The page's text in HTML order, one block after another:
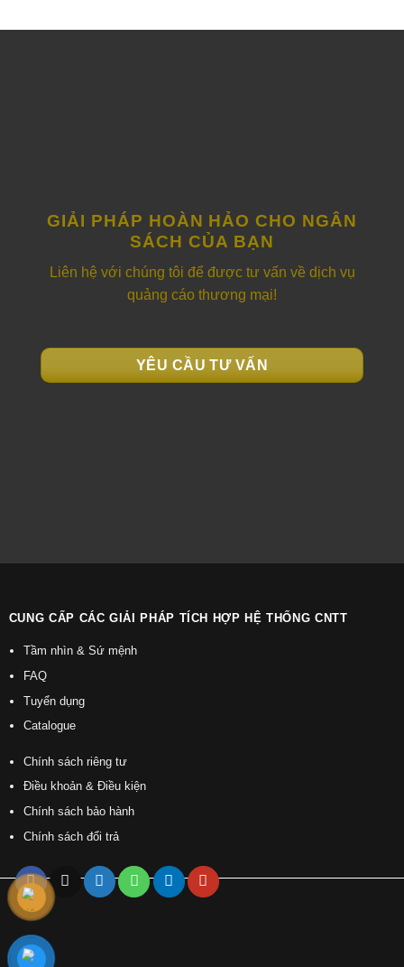
GIẢI PHÁP HOÀN HẢO CHO NGÂN
SÁCH CỦA BẠN
Liên hệ với chúng tôi để được tư vấn về dịch vụ
quảng cáo thương mại!
YÊU CẦU TƯ VẤN
CUNG CẤP CÁC GIẢI PHÁP TÍCH HỢP HỆ THỐNG CNTT
Tầm nhìn & Sứ mệnh
FAQ
Tuyển dụng
Catalogue
Chính sách riêng tư
Điều khoản & Điều kiện
Chính sách bảo hành
Chính sách đổi trả